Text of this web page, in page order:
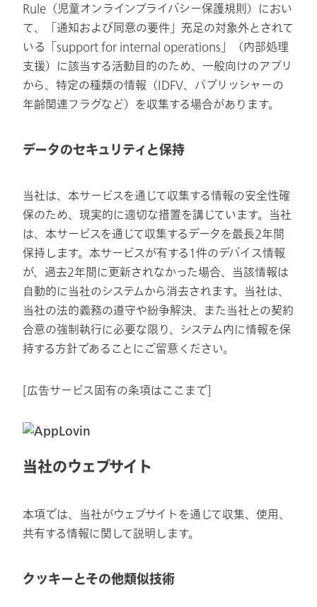
Rule（児童オンラインプライバシー保護規則）におい
て、「通知および同意の要件」充足の対象外とされて
いる「support for internal operations」（内部処理
支援）に該当する活動目的のため、一般向けのアプリ
から、特定の種類の情報（IDFV、パブリッシャーの
年齢関連フラグなど）を収集する場合があります。
データのセキュリティと保持
当社は、本サービスを通じて収集する情報の安全性確
保のため、現実的に適切な措置を講じています。当社
は、本サービスを通じて収集するデータを最長2年間
保持します。本サービスが有する1件のデバイス情報
が、過去2年間に更新されなかった場合、当該情報は
自動的に当社のシステムから消去されます。当社は、
当社の法的義務の遵守や紛争解決、また当社との契約
合意の強制執行に必要な限り、システム内に情報を保
持する方針であることにご留意ください。
[広告サービス固有の条項はここまで]
当社のウェブサイト
本項では、当社がウェブサイトを通じて収集、使用、
共有する情報に関して説明します。
クッキーとその他類似技術